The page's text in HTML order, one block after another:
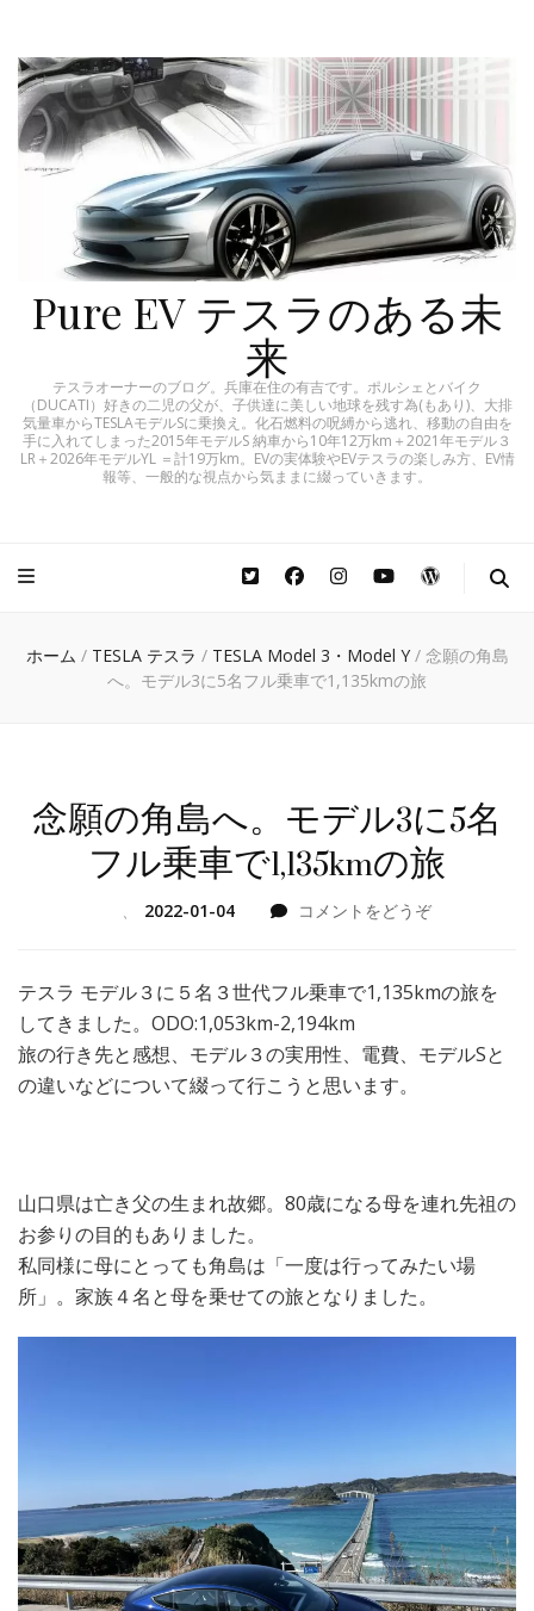
Pure EV テスラのある未
来
テスラオーナーのブログ。兵庫在住の有吉です。ポルシェとバイク
（DUCATI）好きの二児の父が、子供達に美しい地球を残す為(もあり)、大排
気量車からTESLAモデルSに乗換え。化石燃料の呪縛から逃れ、移動の自由を
手に入れてしまった2015年モデルS 納車から10年12万km＋2021年モデル３
LR＋2026年モデルYL ＝計19万km。EVの実体験やEVテスラの楽しみ方、EV情
報等、一般的な視点から気ままに綴っていきます。
ホーム / TESLA テスラ / TESLA Model 3・Model Y / 念願の角島
へ。モデル3に5名フル乗車で1,135kmの旅
念願の角島へ。モデル3に5名
フル乗車で1,135kmの旅
、 2022-01-04 コメントをどうぞ(念
角
モ
名
ル
で
テスラ モデル３に５名３世代フル乗車で1,135kmの旅を
してきました。 ODO:1,053km-2,194km
旅の行き先と感想、モデル３の実用性、電費、モデルSと
の違いなどについて綴って行こうと思います。
山口県は亡き父の生まれ故郷。80歳になる母を連れ先祖の
お参りの目的もありました。
私同様に母にとっても角島は「一度は行ってみたい場
所」。家族４名と母を乗せての旅となりました。